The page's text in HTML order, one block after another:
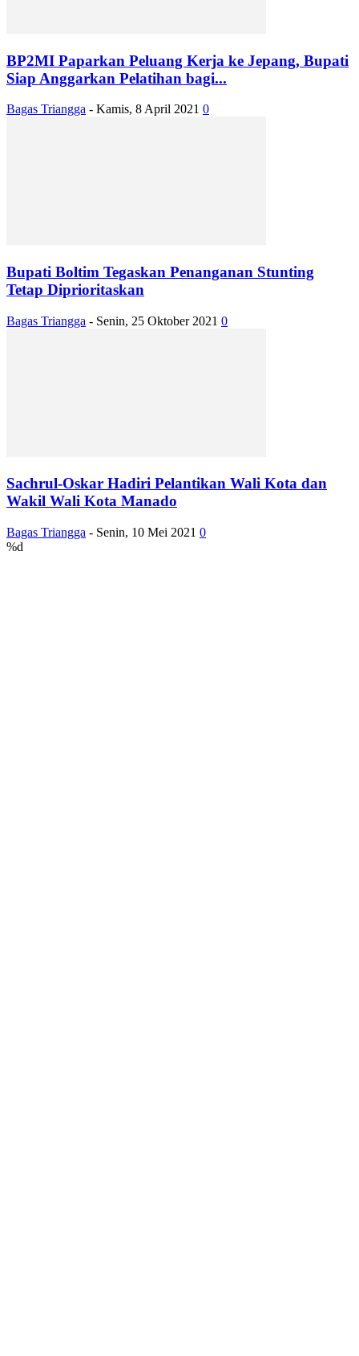
BP2MI Paparkan Peluang Kerja ke Jepang, Bupati
Siap Anggarkan Pelatihan bagi...
Bagas Triangga - Kamis, 8 April 2021 0
Bupati Boltim Tegaskan Penanganan Stunting
Tetap Diprioritaskan
Bagas Triangga - Senin, 25 Oktober 2021 0
Sachrul-Oskar Hadiri Pelantikan Wali Kota dan
Wakil Wali Kota Manado
Bagas Triangga - Senin, 10 Mei 2021 0
%d